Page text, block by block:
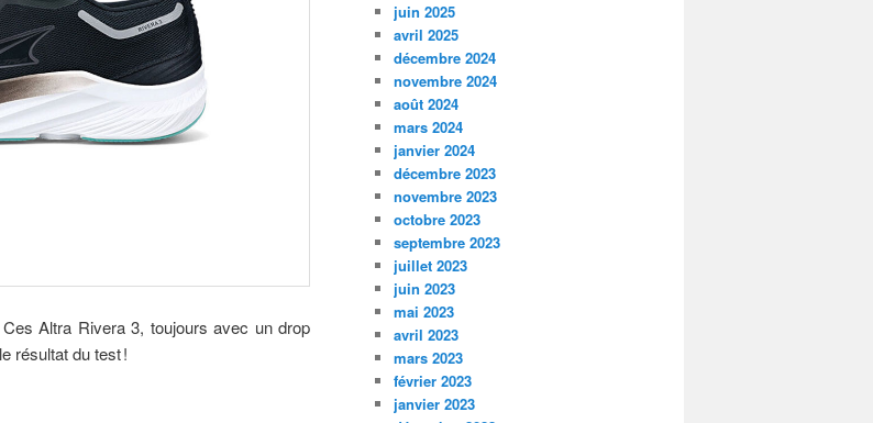
Altra Rivera 3, toujours avec un drop
résultat du test !
juin 2025
avril 2025
décembre 2024
novembre 2024
août 2024
mars 2024
janvier 2024
décembre 2023
novembre 2023
octobre 2023
septembre 2023
juillet 2023
juin 2023
mai 2023
avril 2023
mars 2023
février 2023
janvier 2023